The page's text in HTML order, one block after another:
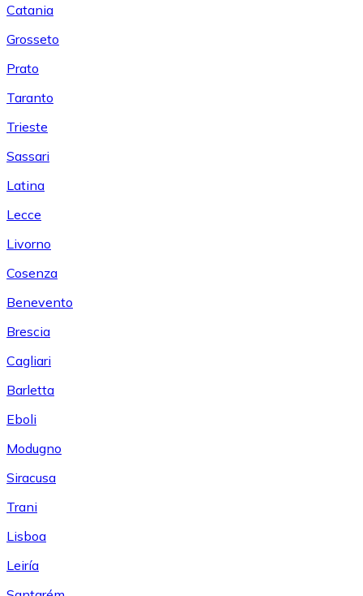
Catania
Grosseto
Prato
Taranto
Trieste
Sassari
Latina
Lecce
Livorno
Cosenza
Benevento
Brescia
Cagliari
Barletta
Eboli
Modugno
Siracusa
Trani
Lisboa
Leiría